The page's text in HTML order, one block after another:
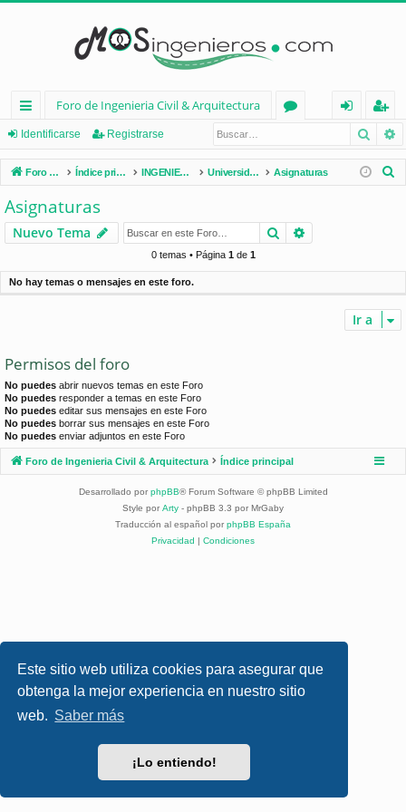
Este sitio web utiliza cookies para asegurar que
obtenga la mejor experiencia en nuestro sitio
web. Saber más
¡Lo entiendo!
nl
ac
es
rá
pi
d
Foro de Ingenieria Civil & Arquitectura
os
nt
ifi
e
eg
ist
ra
Identificarse Registrarse
Foro de Ingenieria Civil & Arquitectura Índice principal INGENIERÍA CIVIL (España) Universidades de España Asignaturas
r
Asignaturas
Nuevo Tema Buscar
0 temas • Página 1de 1
No hay temas o mensajes en este foro.
Ir a
Permisos del foro
No puedes abrir nuevos temas en este Foro
No puedes responder a temas en este Foro
No puedes editar sus mensajes en este Foro
No puedes borrar sus mensajes en este Foro
No puedes enviar adjuntos en este Foro
Foro de Ingenieria Civil & Arquitectura Índice principal
Desarrollado por phpBB® Forum Software © phpBB Limited
Style por Arty - phpBB 3.3 por MrGaby
Traducción al español por phpBB España
Privacidad | Condiciones